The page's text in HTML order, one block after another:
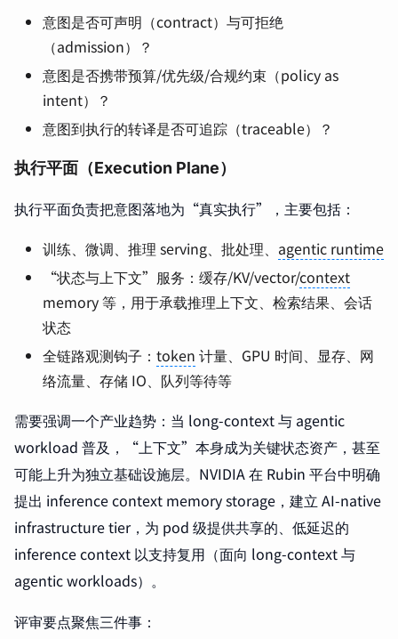
意图是否可声明（contract）与可拒绝
（admission）？
意图是否携带预算/优先级/合规约束（policy as
intent）？
意图到执行的转译是否可追踪（traceable）？
执行平面（Execution Plane）
执行平面负责把意图落地为“真实执行”，主要包括：
训练、微调、推理 serving、批处理、 agentic runtime
“状态与上下文”服务：缓存/KV/vector/context
memory 等，用于承载推理上下文、检索结果、会话
状态
全链路观测钩子： token 计量、GPU 时间、显存、网
络流量、存储 IO、队列等待等
需要强调一个产业趋势：当 long-context 与 agentic
workload 普及，“上下文”本身成为关键状态资产，甚至
可能上升为独立基础设施层。NVIDIA 在 Rubin 平台中明确
提出 inference context memory storage，建立 AI-native
infrastructure tier，为 pod 级提供共享的、低延迟的
inference context 以支持复用（面向 long-context 与
agentic workloads）。
评审要点聚焦三件事：